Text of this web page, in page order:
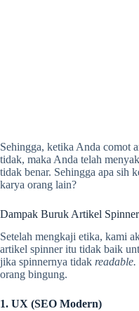
Sehingga, ketika Anda comot
tidak, maka Anda telah
tidak benar. Sehingga apa sih
karya orang lain?
Dampak Buruk Artikel
Setelah mengkaji etika, kami
artikel spinner itu tidak baik
jika spinnernya tidak readable.
orang bingung.
1. UX (SEO Modern)